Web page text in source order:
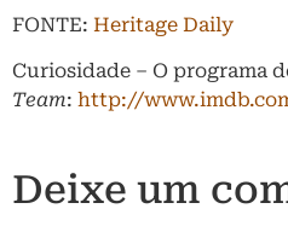
FONTE: Heritage Daily
Curiosidade – O programa
Team: http://
Deixe um